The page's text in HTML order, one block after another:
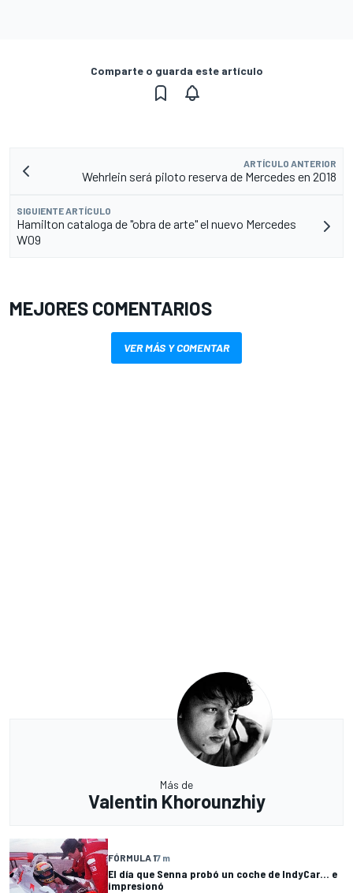
Comparte o guarda este artículo
ARTÍCULO ANTERIOR
Wehrlein será piloto reserva de Mercedes en 2018
SIGUIENTE ARTÍCULO
Hamilton cataloga de "obra de arte" el nuevo Mercedes
W09
MEJORES COMENTARIOS
VER MÁS Y COMENTAR
Más de
Valentin Khorounzhiy
FÓRMULA 17 m
El día que Senna probó un coche de IndyCar... e
impresionó